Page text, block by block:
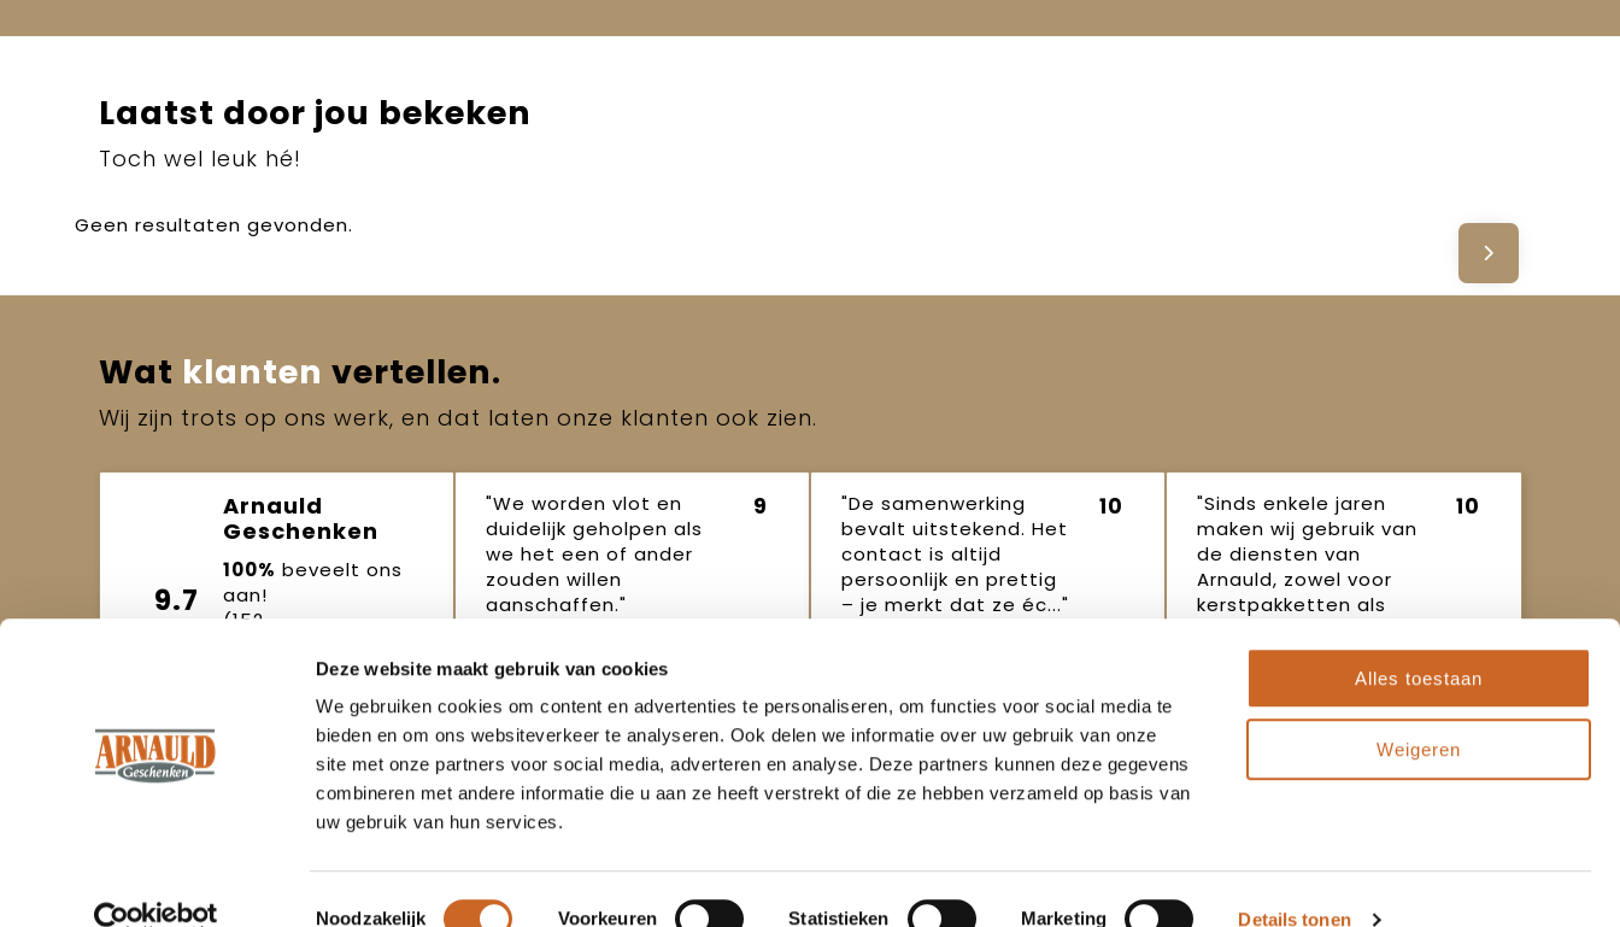
Deze website maakt gebruik van cookies
We gebruiken cookies om content en advertenties te personaliseren, om functies voor social media te
bieden en om ons websiteverkeer te analyseren. Ook delen we informatie over uw gebruik van onze
site met onze partners voor social media, adverteren en analyse. Deze partners kunnen deze gegevens
combineren met andere informatie die u aan ze heeft verstrekt of die ze hebben verzameld op basis van
uw gebruik van hun services.
Toestemmingsselectie
Noodzakelijk Voorkeuren Statistieken Marketing Details tonen
Alles toestaan
Weigeren
Laatst door jou bekeken
Toch wel leuk hé!
Geen resultaten gevonden.
Wat klanten vertellen.
Wij zijn trots op ons werk, en dat laten onze klanten ook zien.
9.7
Arnauld
Geschenken
100% beveelt ons
aan!
(152
Beoordeel ons
"We worden vlot en
duidelijk geholpen als
we het een of ander
zouden willen
aanschaffen."
9
Joop Robertus
oktober 2025
"De samenwerking
bevalt uitstekend. Het
contact is altijd
persoonlijk en prettig
– je merkt dat ze éc..."
10
"Sinds enkele jaren
maken wij gebruik van
de diensten van
Arnauld, zowel voor
kerstpakketten als
10
16 oktober
Ervaring sinds 1986
Klantenservice
Contact
Veilig winkelen
Algemene voorwaarden
Populaire thema's
Kerstpakketten
functioneren maken wij gebruik van
cookies.
Weigeren